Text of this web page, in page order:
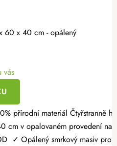
60 x 40 cm - opálený
vás
cm v opalovaném provedení
✓ Opálený smrkový masiv